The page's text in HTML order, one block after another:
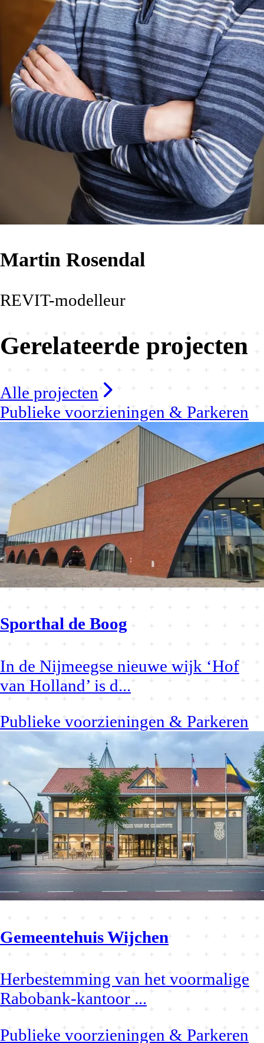
Martin Rosendal
REVIT-modelleur
Gerelateerde projecten
Alle projecten
Publieke voorzieningen & Parkeren
Sporthal de Boog
In de Nijmeegse nieuwe wijk ‘Hof
van Holland’ is d...
Publieke voorzieningen & Parkeren
Gemeentehuis Wijchen
Herbestemming van het voormalige
Rabobank-kantoor...
Publieke voorzieningen & Parkeren